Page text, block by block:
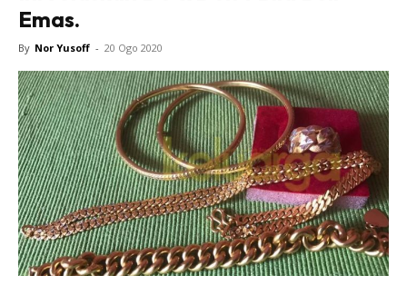
Emas.
By Nor Yusoff - 20 Ogo 2020